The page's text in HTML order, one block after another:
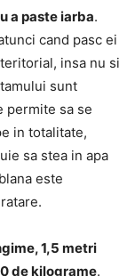
a paste iarba.
cand pasc ei
insa nu si
sunt
permite sa se
in totalitate,
sa stea in apa
este
1,5 metri
de kilograme.